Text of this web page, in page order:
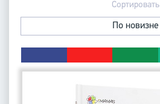
Сортировать
По новизне